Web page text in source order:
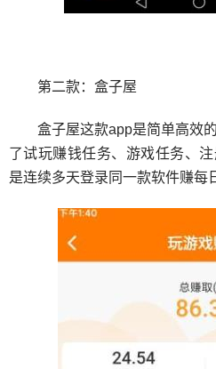
第二款：盒子屋
盒子屋这款app是简单高效
了试玩赚钱任务、游戏任务、
是连续多天登录同一款软件赚每